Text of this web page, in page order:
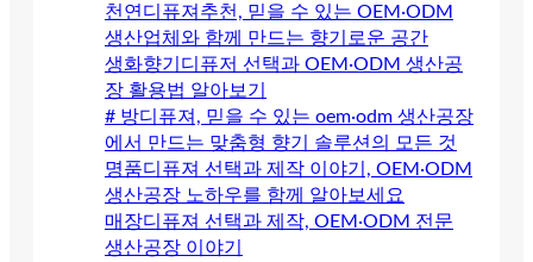
천연디퓨져추천, 믿을 수 있는 OEM·ODM
생산업체와 함께 만드는 향기로운 공간
생화향기디퓨저 선택과 OEM·ODM 생산공
장 활용법 알아보기
# 방디퓨져, 믿을 수 있는 oem·odm 생산공장
에서 만드는 맞춤형 향기 솔루션의 모든 것
명품디퓨져 선택과 제작 이야기, OEM·ODM
생산공장 노하우를 함께 알아보세요
매장디퓨져 선택과 제작, OEM·ODM 전문
생산공장 이야기